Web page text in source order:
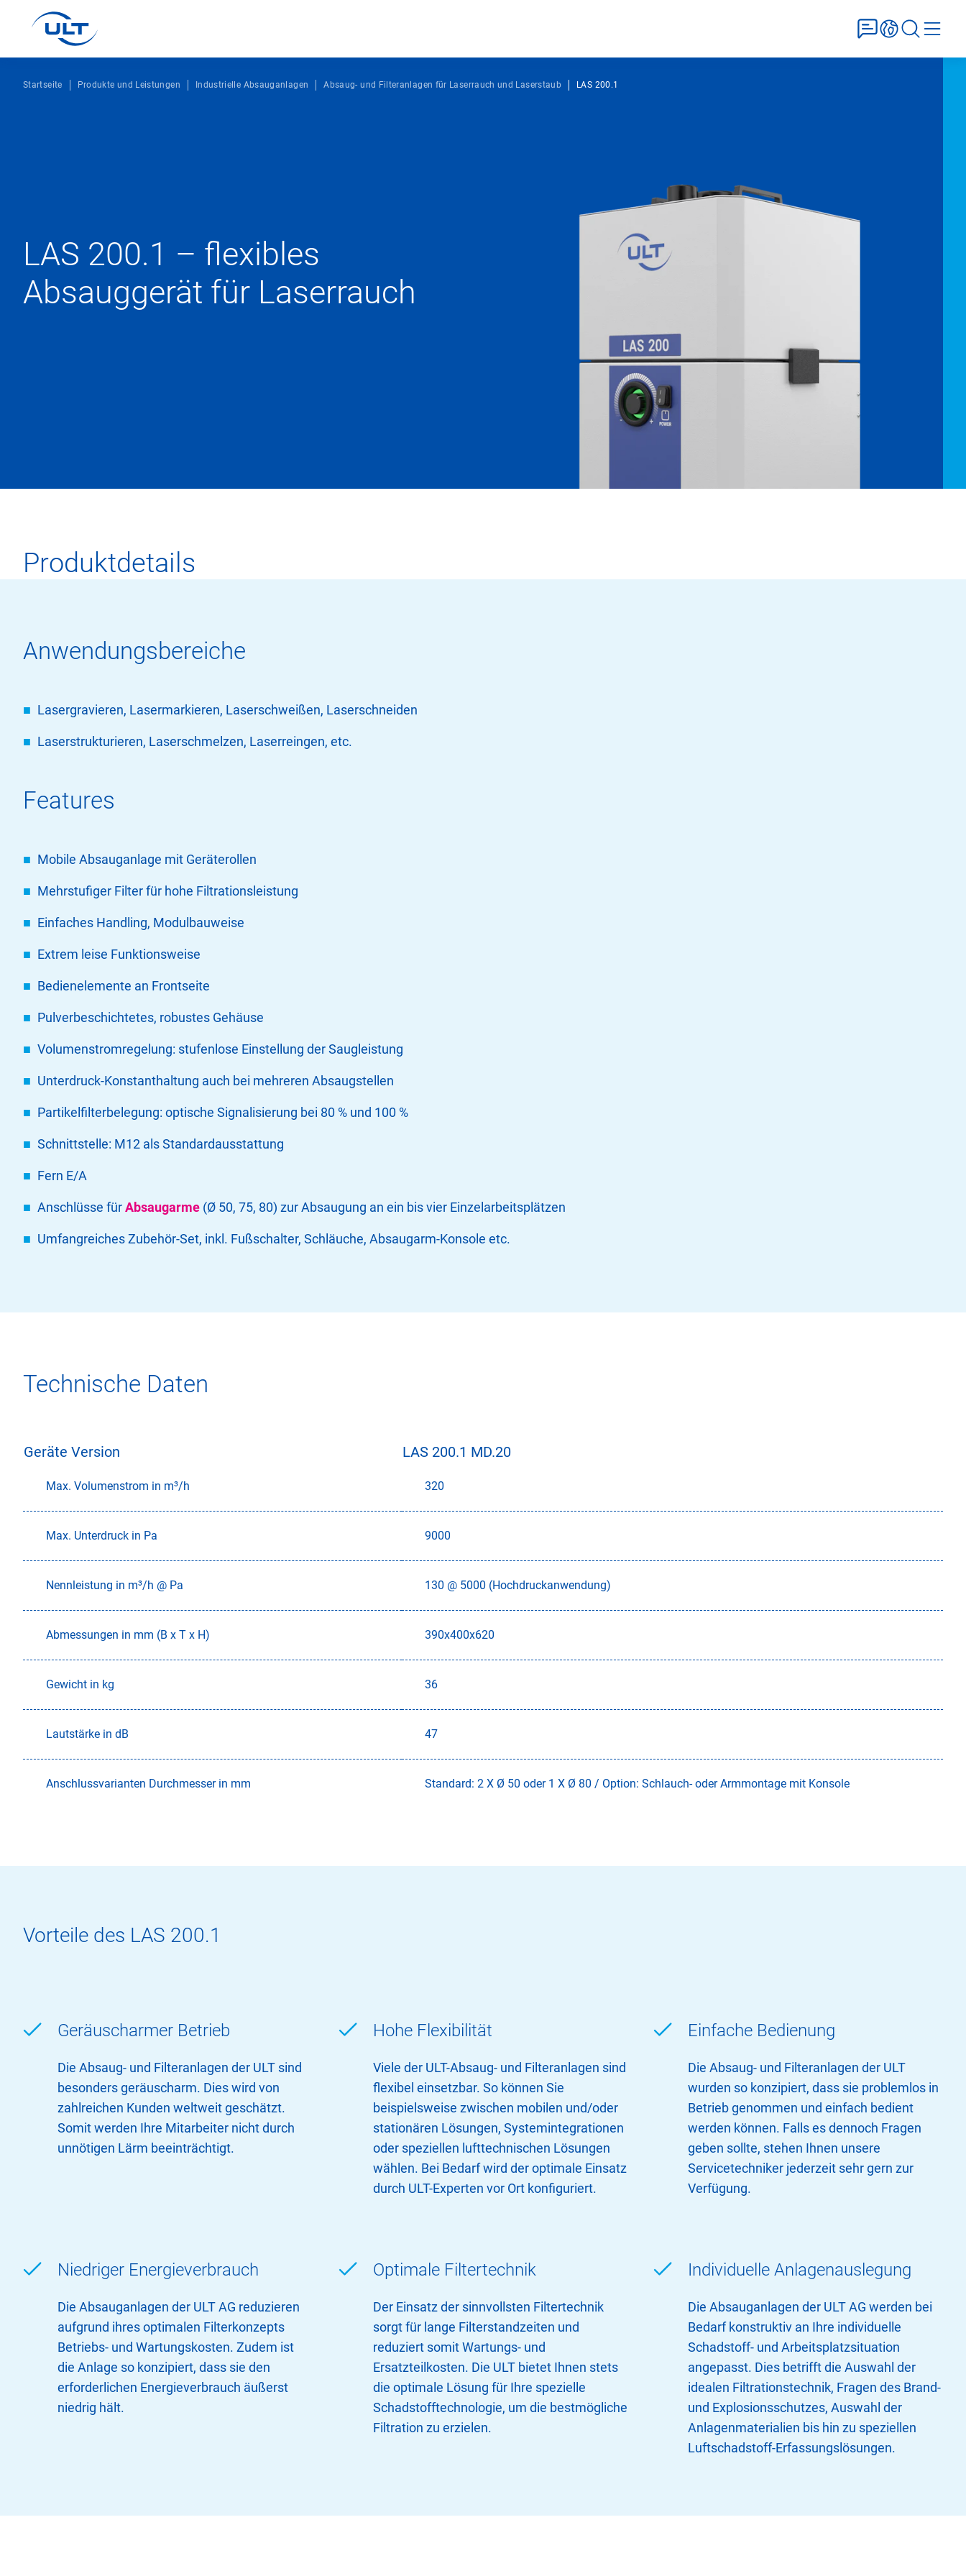
Startseite Produkte und Leistungen Industrielle Absauganlagen Absaug- und Filteranlagen für Laserrauch und Laserstaub LAS 200.1
LAS 200.1 – flexibles
Absauggerät für Laserrauch
Produktdetails
Anwendungsbereiche
Lasergravieren, Lasermarkieren, Laserschweißen, Laserschneiden
Laserstrukturieren, Laserschmelzen, Laserreingen, etc.
Features
Mobile Absauganlage mit Geräterollen
Mehrstufiger Filter für hohe Filtrationsleistung
Einfaches Handling, Modulbauweise
Extrem leise Funktionsweise
Bedienelemente an Frontseite
Pulverbeschichtetes, robustes Gehäuse
Volumenstromregelung: stufenlose Einstellung der Saugleistung
Unterdruck-Konstanthaltung auch bei mehreren Absaugstellen
Partikelfilterbelegung: optische Signalisierung bei 80 % und 100 %
Schnittstelle: M12 als Standardausstattung
Fern E/A
Anschlüsse fürAbsaugarme (Ø 50, 75, 80) zur Absaugung an ein bis vier Einzelarbeitsplätzen
Umfangreiches Zubehör-Set, inkl. Fußschalter, Schläuche, Absaugarm-Konsole etc.
Technische Daten
Geräte Version LAS 200.1 MD.20
Max. Volumenstrom in m³/h 320
Max. Unterdruck in Pa 9000
Nennleistung in m³/h @ Pa 130 @ 5000 (Hochdruckanwendung)
Abmessungen in mm (B x T x H) 390x400x620
Gewicht in kg 36
Lautstärke in dB 47
Anschlussvarianten Durchmesser in mm Standard: 2 X Ø 50 oder 1 X Ø 80 / Option: Schlauch- oder Armmontage mit Konsole
Vorteile des LAS 200.1
Geräuscharmer Betrieb
Die Absaug- und Filteranlagen der ULT sind
besonders geräuscharm. Dies wird von
zahlreichen Kunden weltweit geschätzt.
Somit werden Ihre Mitarbeiter nicht durch
unnötigen Lärm beeinträchtigt.
Hohe Flexibilität
Viele der ULT-Absaug- und Filteranlagen sind
flexibel einsetzbar. So können Sie
beispielsweise zwischen mobilen und/oder
stationären Lösungen, Systemintegrationen
oder speziellen lufttechnischen Lösungen
wählen. Bei Bedarf wird der optimale Einsatz
durch ULT-Experten vor Ort konfiguriert.
Einfache Bedienung
Die Absaug- und Filteranlagen der ULT
wurden so konzipiert, dass sie problemlos in
Betrieb genommen und einfach bedient
werden können. Falls es dennoch Fragen
geben sollte, stehen Ihnen unsere
Servicetechniker jederzeit sehr gern zur
Verfügung.
Niedriger Energieverbrauch
Die Absauganlagen der ULT AG reduzieren
aufgrund ihres optimalen Filterkonzepts
Betriebs- und Wartungskosten. Zudem ist
die Anlage so konzipiert, dass sie den
erforderlichen Energieverbrauch äußerst
niedrig hält.
Optimale Filtertechnik
Der Einsatz der sinnvollsten Filtertechnik
sorgt für lange Filterstandzeiten und
reduziert somit Wartungs- und
Ersatzteilkosten. Die ULT bietet Ihnen stets
die optimale Lösung für Ihre spezielle
Schadstofftechnologie, um die bestmögliche
Filtration zu erzielen.
Individuelle Anlagenauslegung
Die Absauganlagen der ULT AG werden bei
Bedarf konstruktiv an Ihre individuelle
Schadstoff- und Arbeitsplatzsituation
angepasst. Dies betrifft die Auswahl der
idealen Filtrationstechnik, Fragen des Brand-
und Explosionsschutzes, Auswahl der
Anlagenmaterialien bis hin zu speziellen
Luftschadstoff-Erfassungslösungen.